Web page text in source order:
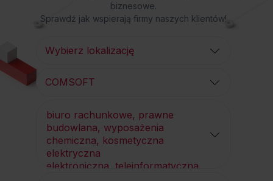
biznesowe.
Sprawdź jak wspierają firmy naszych klientów!